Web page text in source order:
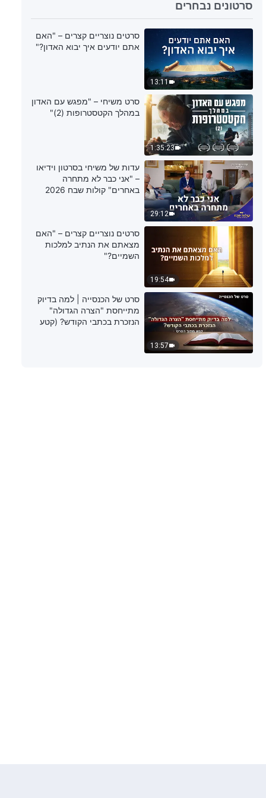
סרטונים נבחרים
13:11
סרטים נוצריים קצרים – "האם
אתם יודעים איך יבוא האדון?"
1:35:23
סרט משיחי – "מפגש עם האדון
במהלך הקטסטרופות (2)"
29:12
עדות של משיחי בסרטון וידיאו
– "אני כבר לא מתחרה
באחרים" קולות שבח 2026
19:54
סרטים נוצריים קצרים – "האם
מצאתם את הנתיב למלכות
השמיים?"
13:57
סרט של הכנסייה | למה בדיוק
מתייחסת "הצרה הגדולה"
הנזכרת בכתבי הקודש? (קטע